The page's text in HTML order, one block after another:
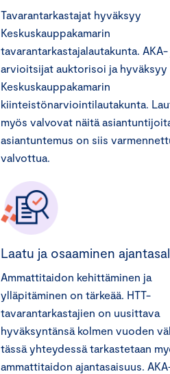
Tavarantarkastajat hyväksyy
Keskuskauppakamarin
tavarantarkastajalautakunta. AKA-
arvioitsijat auktorisoi ja hyväksyy
Keskuskauppakamarin
kiinteistönarviointilautakunta.
myös valvovat näitä
asiantuntemus on siis
valvottua.
Laatu ja osaaminen
Ammattitaidon kehittäminen ja
ylläpitäminen on tärkeää. HTT-
tavarantarkastajien on uusittava
hyväksyntänsä kolmen vuoden
tässä yhteydessä tarkastetaan
ammattitaidon ajantasaisuus.